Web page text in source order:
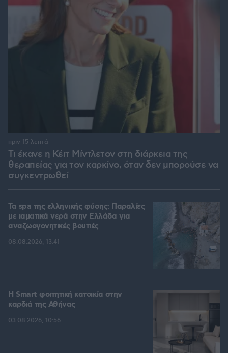
Τι έκανε η Κέιτ Μίντλετον στη διάρκεια της
θεραπείας για τον καρκίνο, όταν δεν μπορούσε να
συγκεντρωθεί
πριν 15 λεπτά
Τα spa της ελληνικής φύσης: Παραλίες
με ιαματικά νερά στην Ελλάδα για
αναζωογονητικές βουτιές
08.08.2026, 13:41
Η Smart φοιτητική κατοικία στην
καρδιά της Αθήνας
03.08.2026, 10:56